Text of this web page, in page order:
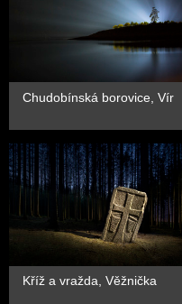
Chudobínská borovice, Vír
Kříž a vražda, Věžnička